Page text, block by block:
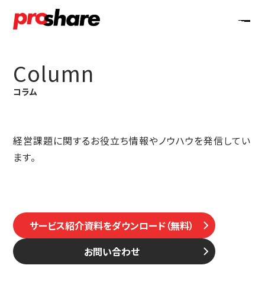
Column
コラム
経営課題に関するお役立ち情報やノウハウを発信してい
ます。
サービス紹介資料をダウンロード（無料）
お問い合わせ